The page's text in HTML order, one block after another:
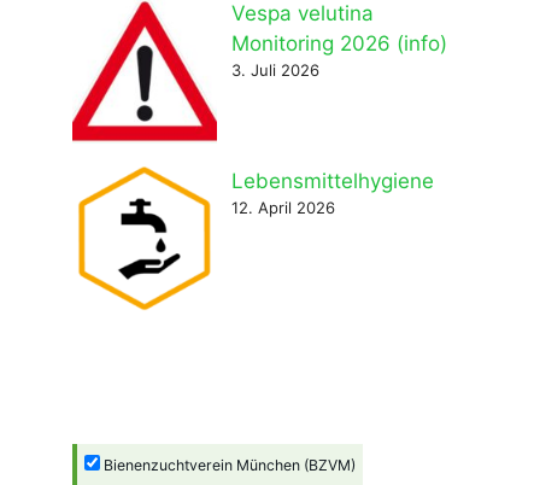
Vespa velutina
Monitoring 2026 (info)
3. Juli 2026
Lebensmittelhygiene
12. April 2026
Bienenzuchtverein München (BZVM)